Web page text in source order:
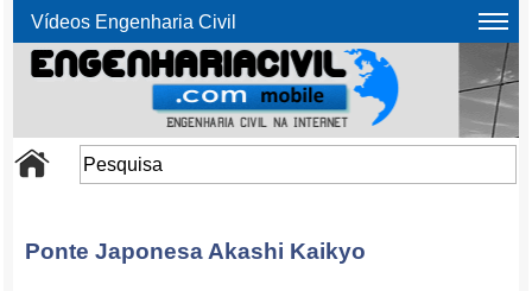
Vídeos Engenharia Civil
Ponte Japonesa Akashi Kaikyo